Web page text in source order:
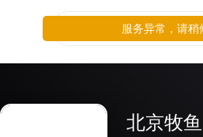
北京牧
服务异常，请稍